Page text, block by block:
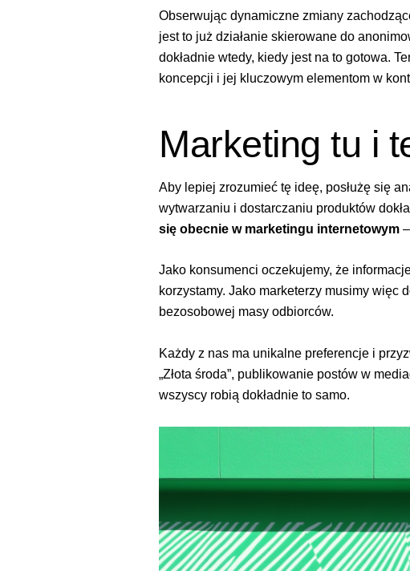
Obserwując dynamiczne zmiany
jest to już działanie skierowane do
dokładnie wtedy, kiedy jest na to gotowa.
koncepcji i jej kluczowym elementom w
Marketing tu i
Aby lepiej zrozumieć tę ideę, posłużę się
wytwarzaniu i dostarczaniu produktów
się obecnie w marketingu internetowym
Jako konsumenci oczekujemy, że
korzystamy. Jako marketerzy musimy więc
bezosobowej masy odbiorców.
Każdy z nas ma unikalne preferencje i
„Złota środa”, publikowanie postów w
wszyscy robią dokładnie to samo.